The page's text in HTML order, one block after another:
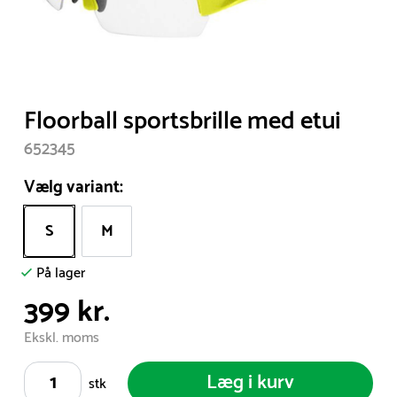
Item
1
of
1
Floorball sportsbrille med etui
652345
Vælg variant:
S M
På lager
399 kr.
Ekskl. moms
stk
Læg i kurv